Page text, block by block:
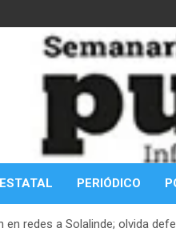
ESTATAL PERIÓDICO
en redes a Solalinde; olvida